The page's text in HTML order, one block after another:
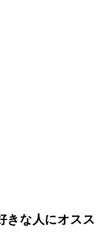
きな人にオスス